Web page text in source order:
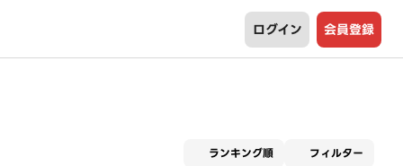
ログイン 会員登録
ランキング順 フィルター